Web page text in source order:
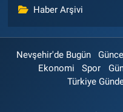
Haber Arşivi
Nevşehir'de Bugün
Ekonomi
Spor
Türkiye